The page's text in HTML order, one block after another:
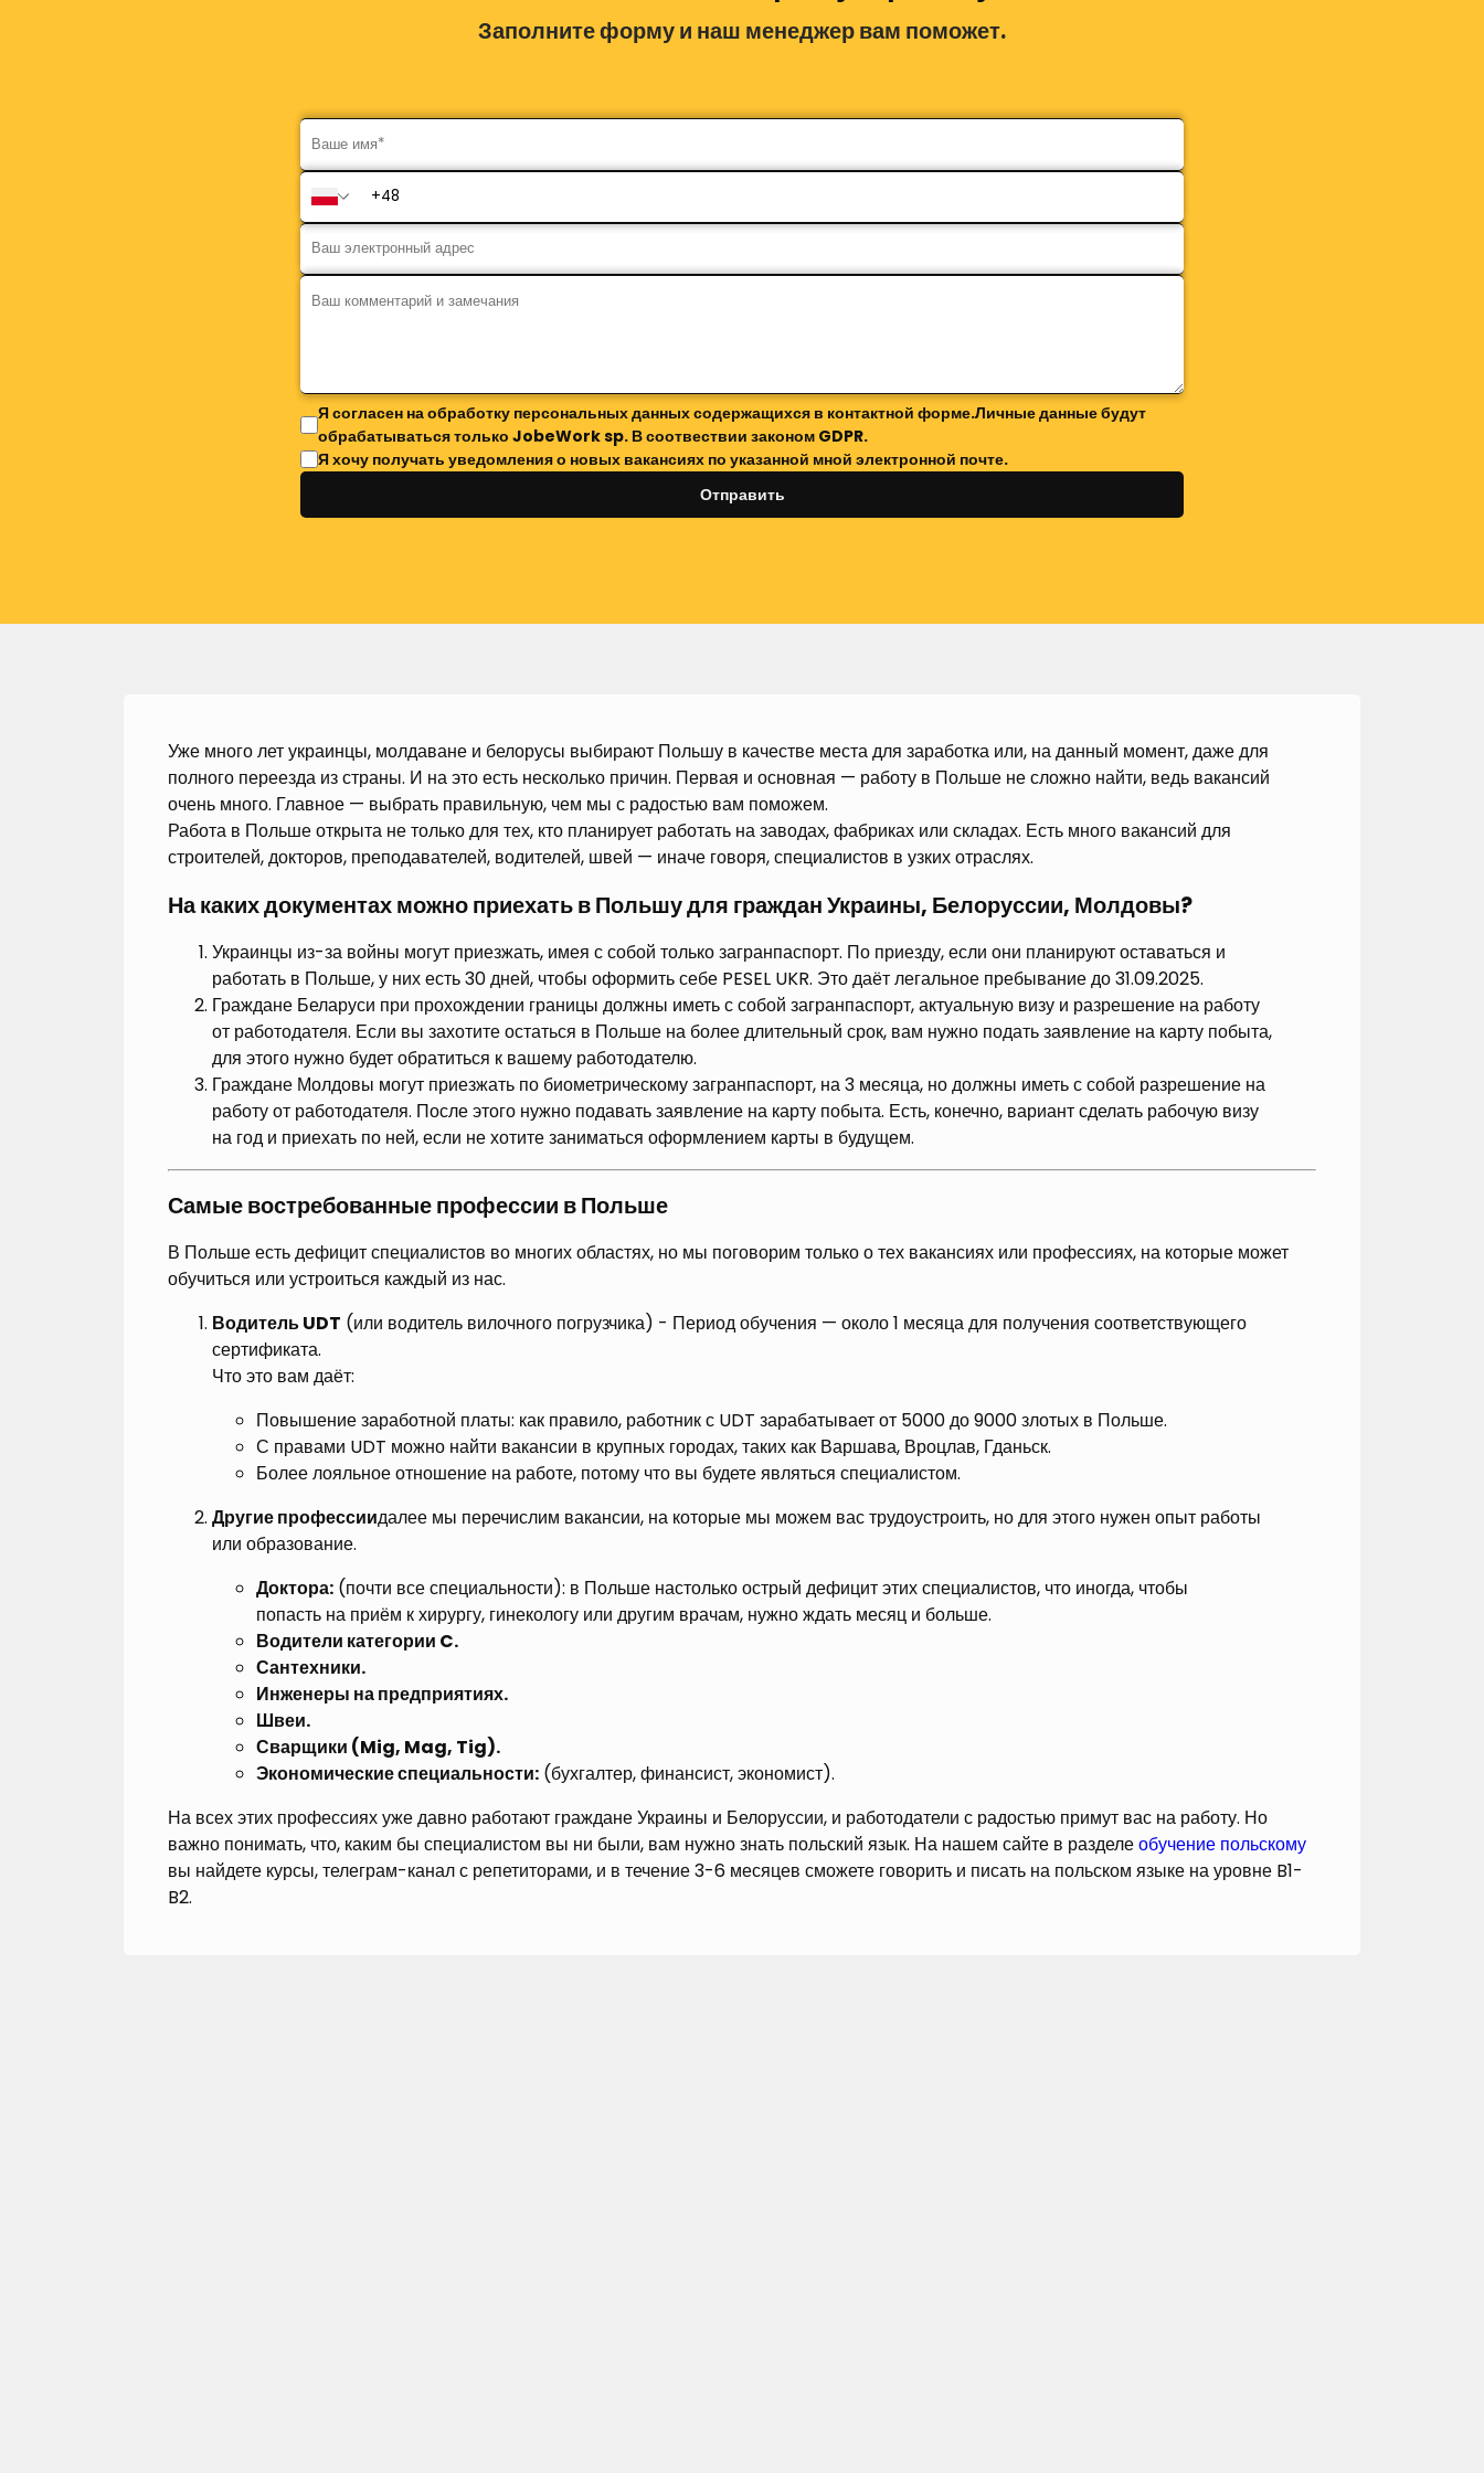
Заполните форму и наш менеджер вам поможет.
Я согласен на обработку персональных данных содержащихся в контактной форме.Личные данные будут
обрабатываться только JobeWork sp. В соотвествии законом GDPR.
Я хочу получать уведомления о новых вакансиях по указанной мной электронной почте.
Отправить
Уже много лет украинцы, молдаване и белорусы выбирают Польшу в качестве места для заработка или, на данный момент, даже для
полного переезда из страны. И на это есть несколько причин. Первая и основная — работу в Польше не сложно найти, ведь вакансий
очень много. Главное — выбрать правильную, чем мы с радостью вам поможем.
Работа в Польше открыта не только для тех, кто планирует работать на заводах, фабриках или складах. Есть много вакансий для
строителей, докторов, преподавателей, водителей, швей — иначе говоря, специалистов в узких отраслях.
На каких документах можно приехать в Польшу для граждан Украины, Белоруссии, Молдовы?
Украинцы из-за войны могут приезжать, имея с собой только загранпаспорт. По приезду, если они планируют оставаться и
работать в Польше, у них есть 30 дней, чтобы оформить себе PESEL UKR. Это даёт легальное пребывание до 31.09.2025.
Граждане Беларуси при прохождении границы должны иметь с собой загранпаспорт, актуальную визу и разрешение на работу
от работодателя. Если вы захотите остаться в Польше на более длительный срок, вам нужно подать заявление на карту побыта,
для этого нужно будет обратиться к вашему работодателю.
Граждане Молдовы могут приезжать по биометрическому загранпаспорт, на 3 месяца, но должны иметь с собой разрешение на
работу от работодателя. После этого нужно подавать заявление на карту побыта. Есть, конечно, вариант сделать рабочую визу
на год и приехать по ней, если не хотите заниматься оформлением карты в будущем.
Самые востребованные профессии в Польше
В Польше есть дефицит специалистов во многих областях, но мы поговорим только о тех вакансиях или профессиях, на которые может
обучиться или устроиться каждый из нас.
Водитель UDT (или водитель вилочного погрузчика) - Период обучения — около 1 месяца для получения соответствующего
сертификата.
Что это вам даёт:
Повышение заработной платы: как правило, работник с UDT зарабатывает от 5000 до 9000 злотых в Польше.
С правами UDT можно найти вакансии в крупных городах, таких как Варшава, Вроцлав, Гданьск.
Более лояльное отношение на работе, потому что вы будете являться специалистом.
Другие профессиидалее мы перечислим вакансии, на которые мы можем вас трудоустроить, но для этого нужен опыт работы
или образование.
Доктора: (почти все специальности): в Польше настолько острый дефицит этих специалистов, что иногда, чтобы
попасть на приём к хирургу, гинекологу или другим врачам, нужно ждать месяц и больше.
Водители категории C.
Сантехники.
Инженеры на предприятиях.
Швеи.
Сварщики (Mig, Mag, Tig).
Экономические специальности: (бухгалтер, финансист, экономист).
На всех этих профессиях уже давно работают граждане Украины и Белоруссии, и работодатели с радостью примут вас на работу. Но
важно понимать, что, каким бы специалистом вы ни были, вам нужно знать польский язык. На нашем сайте в разделеобучение польскому
вы найдете курсы, телеграм-канал с репетиторами, и в течение 3-6 месяцев сможете говорить и писать на польском языке на уровне B1-
B2.